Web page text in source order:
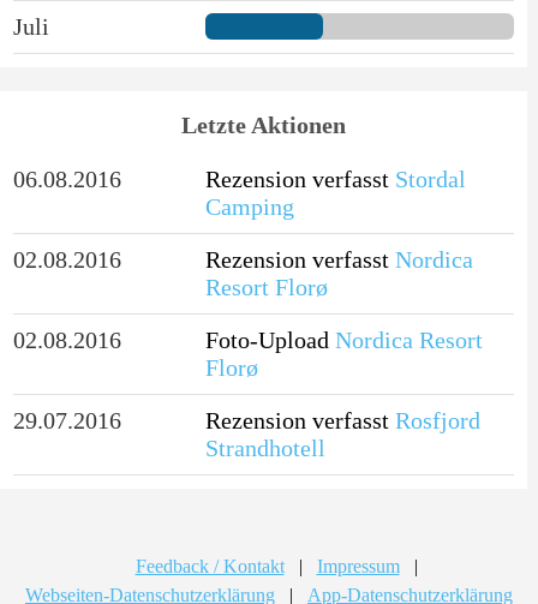
Juli
Letzte Aktionen
06.08.2016 Rezension verfasst Stordal
Camping
02.08.2016
Rezension verfasst Nordica
Resort Florø
02.08.2016
Foto-Upload Nordica Resort
Florø
29.07.2016
Rezension verfasst Rosfjord
Strandhotell
Feedback / Kontakt | Impressum
|
Webseiten-Datenschutzerklärung
| App-Datenschutzerklärung